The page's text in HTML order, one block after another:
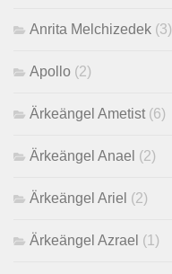
Anrita Melchizedek (3)
Apollo (2)
Ärkeängel Ametist (6)
Ärkeängel Anael (2)
Ärkeängel Ariel (2)
Ärkeängel Azrael (1)